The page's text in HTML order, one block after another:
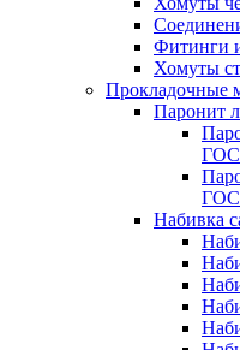
Фитинги
Хомуты
Прокладочные
Паронит
Набивка